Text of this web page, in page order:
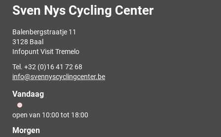
Contact
Sven Nys Cycling Center
Adres
Balenbergstraatje 11
,3128 Baal
Infopunt Visit Tremelo
Tel. +32 (0)16 41 72 68
E-
info@svennyscyclingcenter.be
Vandaag
open van 10:00 tot 18:00
Morgen